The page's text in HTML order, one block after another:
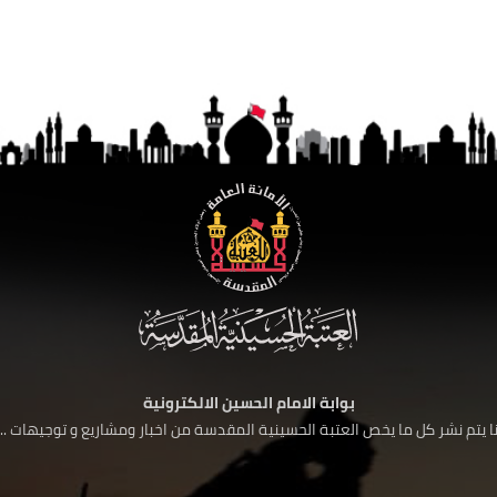
بوابة الامام الحسين الالكترونية
يتم نشر كل ما يخص العتبة الحسينية المقدسة من اخبار ومشاريع و توجيهات